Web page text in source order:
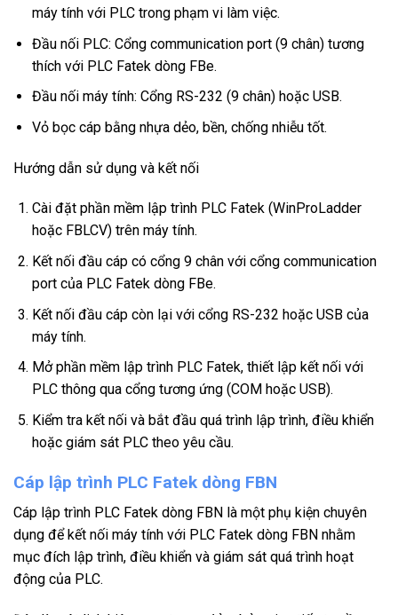
máy tính với PLC trong phạm vi làm việc.
Đầu nối PLC: Cổng communication port (9 chân) tương
thích với PLC Fatek dòng FBe.
Đầu nối máy tính: Cổng RS-232 (9 chân) hoặc USB.
Vỏ bọc cáp bằng nhựa dẻo, bền, chống nhiễu tốt.
Hướng dẫn sử dụng và kết nối
Cài đặt phần mềm lập trình PLC Fatek (WinProLadder
hoặc FBLCV) trên máy tính.
Kết nối đầu cáp có cổng 9 chân với cổng communication
port của PLC Fatek dòng FBe.
Kết nối đầu cáp còn lại với cổng RS-232 hoặc USB của
máy tính.
Mở phần mềm lập trình PLC Fatek, thiết lập kết nối với
PLC thông qua cổng tương ứng (COM hoặc USB).
Kiểm tra kết nối và bắt đầu quá trình lập trình, điều khiển
hoặc giám sát PLC theo yêu cầu.
Cáp lập trình PLC Fatek dòng FBN
Cáp lập trình PLC Fatek dòng FBN là một phụ kiện chuyên
dụng để kết nối máy tính với PLC Fatek dòng FBN nhằm
mục đích lập trình, điều khiển và giám sát quá trình hoạt
động của PLC.